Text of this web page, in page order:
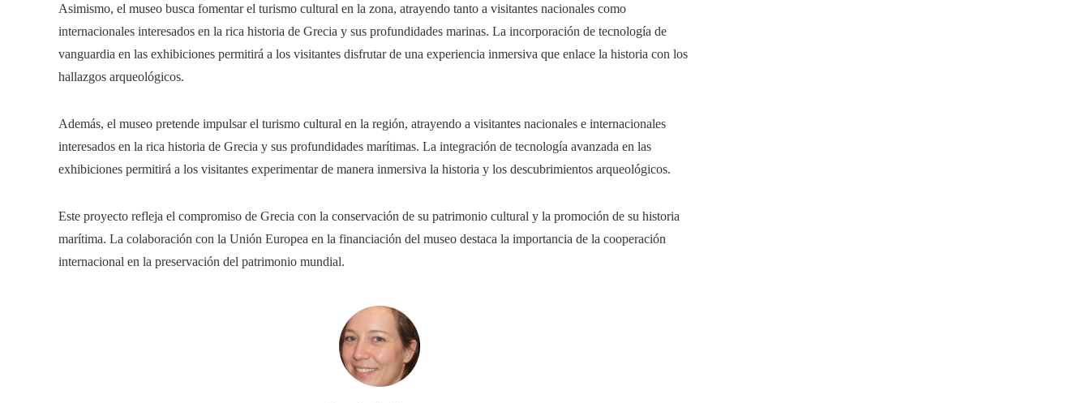
Asimismo, el museo busca fomentar el turismo cultural en la zona, atrayendo tanto a visitantes nacionales como
internacionales interesados en la rica historia de Grecia y sus profundidades marinas. La incorporación de tecnología de
vanguardia en las exhibiciones permitirá a los visitantes disfrutar de una experiencia inmersiva que enlace la historia con los
hallazgos arqueológicos.
Además, el museo pretende impulsar el turismo cultural en la región, atrayendo a visitantes nacionales e internacionales
interesados en la rica historia de Grecia y sus profundidades marítimas. La integración de tecnología avanzada en las
exhibiciones permitirá a los visitantes experimentar de manera inmersiva la historia y los descubrimientos arqueológicos.
Este proyecto refleja el compromiso de Grecia con la conservación de su patrimonio cultural y la promoción de su historia
marítima. La colaboración con la Unión Europea en la financiación del museo destaca la importancia de la cooperación
internacional en la preservación del patrimonio mundial.